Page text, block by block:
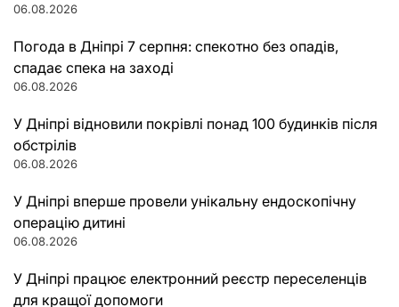
06.08.2026
Погода в Дніпрі 7 серпня: спекотно без опадів,
спадає спека на заході
06.08.2026
У Дніпрі відновили покрівлі понад 100 будинків після
обстрілів
06.08.2026
У Дніпрі вперше провели унікальну ендоскопічну
операцію дитині
06.08.2026
У Дніпрі працює електронний реєстр переселенців
для кращої допомоги